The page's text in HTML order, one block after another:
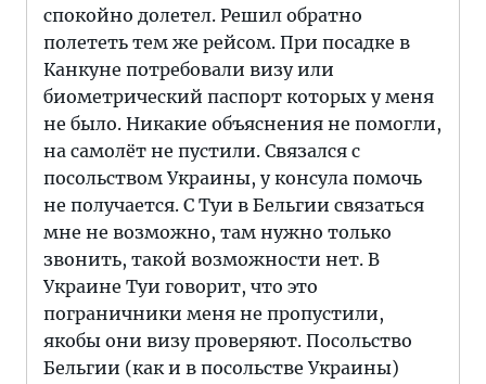
спокойно долетел. Решил обратно
полететь тем же рейсом. При посадке в
Канкуне потребовали визу или
биометрический паспорт которых у меня
не было. Никакие объяснения не помогли,
на самолёт не пустили. Связался с
посольством Украины, у консула помочь
не получается. С Туи в Бельгии связаться
мне не возможно, там нужно только
звонить, такой возможности нет. В
Украине Туи говорит, что это
пограничники меня не пропустили,
якобы они визу проверяют. Посольство
Бельгии (как и в посольстве Украины)